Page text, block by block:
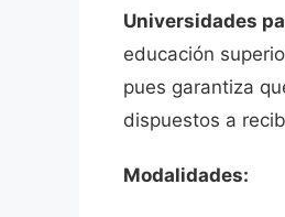
Universidades
educación
pues garantiza
dispuestos a
Modalidades: